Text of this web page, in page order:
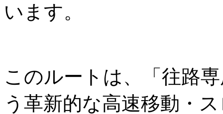
います。
このルートは、「往路
う革新的な高速移動・